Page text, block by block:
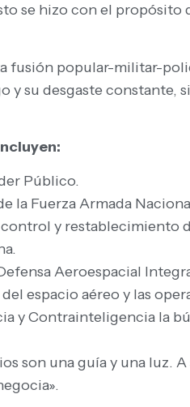
se hizo con el propósito
fusión popular-militar-
y su desgaste
Público.
la Fuerza Armada
y
Aeroespacial
espacio aéreo y las
y Contrainteligencia la
son una guía y una luz.